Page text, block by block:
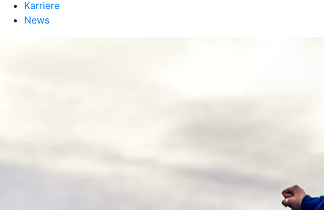
Karriere
News